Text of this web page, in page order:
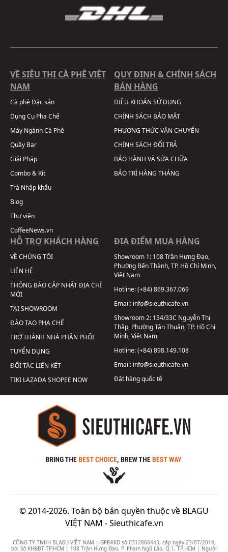
VỀ SIÊU THỊ CÀ PHÊ VIỆT
NAM
Cà phê Đặc sản
Dụng Cụ Pha Chế
Máy Ngành Cà Phê
Quầy Bar
Giải Pháp
Combo & Kit
Trà Nhập khẩu
Blog
Thư viện
CoffeeNews.vn
QUY ĐỊNH & CHÍNH SÁCH
BÁN HÀNG
ĐIỀU KHOẢN SỬ DỤNG
CHÍNH SÁCH BẢO MẬT
PHƯƠNG THỨC VẬN CHUYỂN
CHÍNH SÁCH ĐỔI TRẢ
BẢO HÀNH VÀ SỬA CHỮA
BẢO TRÌ HÀNG THÁNG
HỖ TRỢ KHÁCH HÀNG
VỀ CHÚNG TÔI
LIÊN HỆ
THÔNG BÁO CẬP NHẬT ĐỊA CHỈ
MỚI
TẠI SHOWROOM
ĐÀO TẠO PHA CHẾ
TRỞ THÀNH NHÀ PHÂN PHỐI
TUYỂN DỤNG
ĐỐI TÁC LIÊN KẾT
TIKI LAZADASHOPEE NOW
ĐỊA ĐIỂM MUA HÀNG
Showroom 1: 108 Trần Hưng Đạo,
Phường Bến Thành, TP. Hồ Chí Minh,
Việt Nam
Hotline:(+84) 869.367.069
Email: info@sieuthicafe.vn
Showroom 2: 134/33C Nguyễn Thị
Thập, Phường Tân Thuận, TP. Hồ Chí
Minh, Việt Nam
Hotline:(+84) 898.149.108
Email: info@sieuthicafe.vn
Đặt hàng quốc tế
© 2014-2026. Toàn bộ bản quyền thuộc về BLAGU
VIỆT NAM -Sieuthicafe.vn
CÔNG TY TNHH BLAGU VIỆT NAM | GPĐKKD số 0312866443, cấp ngày 23/07/2014,
bởi Sở KH&ĐT TP.HCM | 108 Trần Hưng Đạo, P. Phạm Ngũ Lão, Q.1, TP.HCM | Người